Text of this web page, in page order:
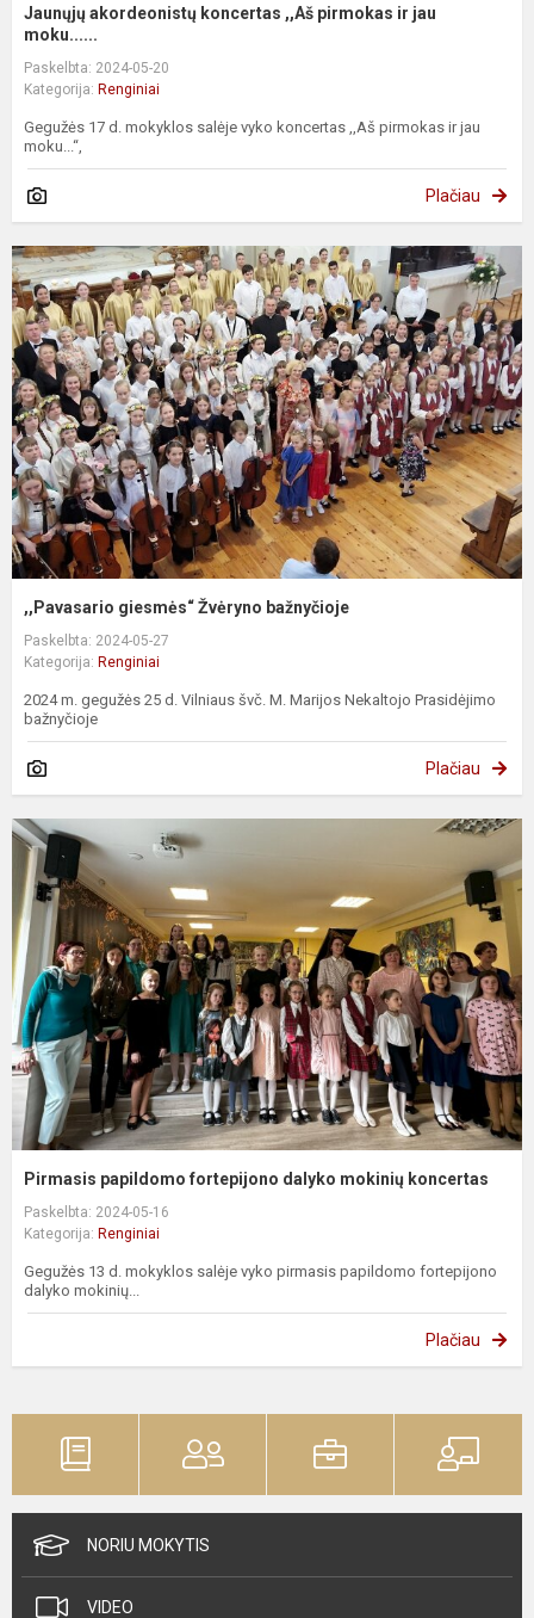
Jaunųjų akordeonistų koncertas ,,Aš pirmokas ir jau
moku......
Paskelbta: 2024-05-20
Kategorija: Renginiai
Gegužės 17 d. mokyklos salėje vyko koncertas ,,Aš pirmokas ir jau
moku...“,
Plačiau
,,Pavasario giesmės“ Žvėryno bažnyčioje
Paskelbta: 2024-05-27
Kategorija: Renginiai
2024 m. gegužės 25 d. Vilniaus švč. M. Marijos Nekaltojo Prasidėjimo
bažnyčioje
Plačiau
Pirmasis papildomo fortepijono dalyko mokinių koncertas
Paskelbta: 2024-05-16
Kategorija: Renginiai
Gegužės 13 d. mokyklos salėje vyko pirmasis papildomo fortepijono
dalyko mokinių...
Plačiau
NORIU MOKYTIS
VIDEO